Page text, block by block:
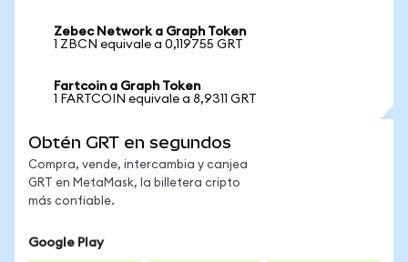
Zebec Network a Graph Token
1 ZBCN equivale a 0,119755 GRT
Fartcoin a Graph Token
1 FARTCOIN equivale a 8,9311 GRT
Obtén GRT en segundos
Compra, vende, intercambia y canjea
GRT en MetaMask, la billetera cripto
más confiable.
Google Play